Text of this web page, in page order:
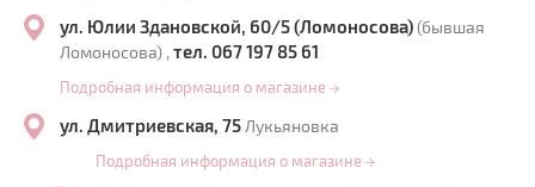
ул. Юлии Здановской, 60/5 (Ломоносова)(бывшая
Ломоносова) , тел. 067 197 85 61
Подробная информация о магазине →
ул. Дмитриевская, 75Лукьяновка
Подробная информация о магазине →